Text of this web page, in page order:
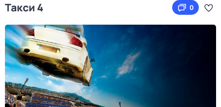
Такси 4 0